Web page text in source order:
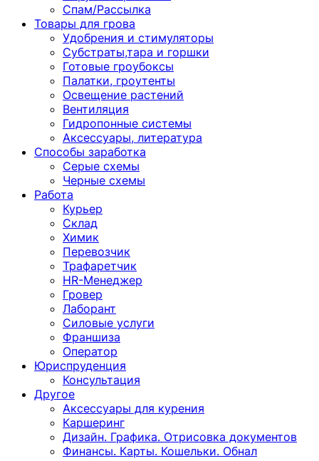
Спам/Рассылка
Товары для грова
Удобрения и стимуляторы
Субстраты,тара и горшки
Готовые гроубоксы
Палатки, гроутенты
Освещение растений
Вентиляция
Гидропонные системы
Аксессуары, литература
Способы заработка
Серые схемы
Черные схемы
Работа
Курьер
Склад
Химик
Перевозчик
Трафаретчик
HR-Менеджер
Гровер
Лаборант
Силовые услуги
Франшиза
Оператор
Юриспруденция
Консультация
Другoе
Аксессуары для курения
Каршеринг
Дизайн. Графика. Отрисовка документов
Финансы. Карты. Кошельки. Обнал